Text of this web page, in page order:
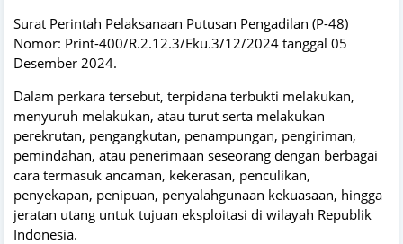
Surat Perintah Pelaksanaan Putusan Pengadilan (P-48)
Nomor: Print-400/R.2.12.3/Eku.3/12/2024 tanggal 05
Desember 2024.
Dalam perkara tersebut, terpidana terbukti melakukan,
menyuruh melakukan, atau turut serta melakukan
perekrutan, pengangkutan, penampungan, pengiriman,
pemindahan, atau penerimaan seseorang dengan berbagai
cara termasuk ancaman, kekerasan, penculikan,
penyekapan, penipuan, penyalahgunaan kekuasaan, hingga
jeratan utang untuk tujuan eksploitasi di wilayah Republik
Indonesia.